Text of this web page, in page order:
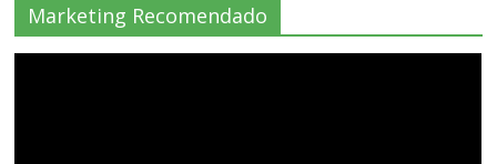
Marketing Recomendado